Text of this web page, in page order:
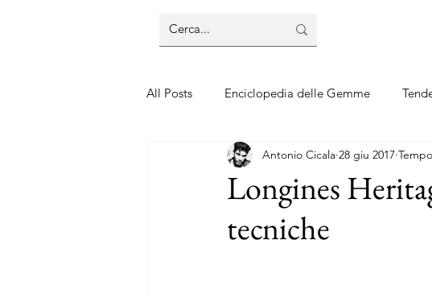
All Posts Enciclopedia delle Gemme
Guide sui gioielli Guide sui diamanti
Longines
tecniche
Antonio Cicala 28 giu 2017